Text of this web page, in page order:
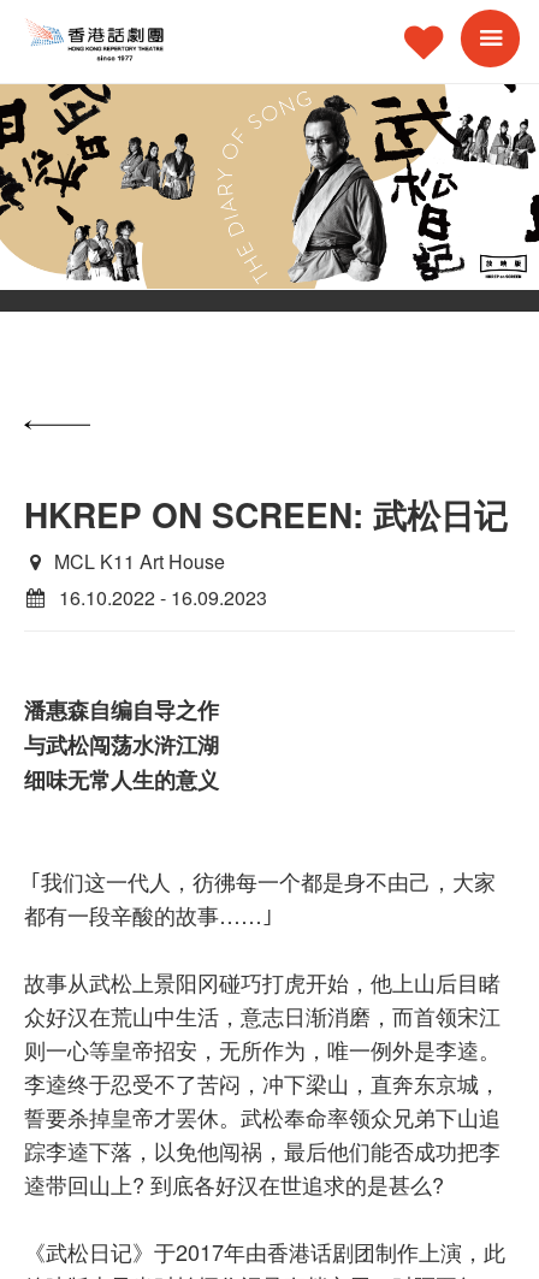
HKREP ON SCREEN: 武松日记
MCL K11 Art House
16.10.2022 - 16.09.2023
潘惠森自编自导之作
与武松闯荡水浒江湖
细味无常人生的意义
｢我们这一代人，彷彿每一个都是身不由己，大家
都有一段辛酸的故事……｣
故事从武松上景阳冈碰巧打虎开始，他上山后目睹
众好汉在荒山中生活，意志日渐消磨，而首领宋江
则一心等皇帝招安，无所作为，唯一例外是李逵。
李逵终于忍受不了苦闷，冲下梁山，直奔东京城，
誓要杀掉皇帝才罢休。武松奉命率领众兄弟下山追
踪李逵下落，以免他闯祸，最后他们能否成功把李
逵带回山上? 到底各好汉在世追求的是甚么?
《武松日记》于2017年由香港话剧团制作上演，此